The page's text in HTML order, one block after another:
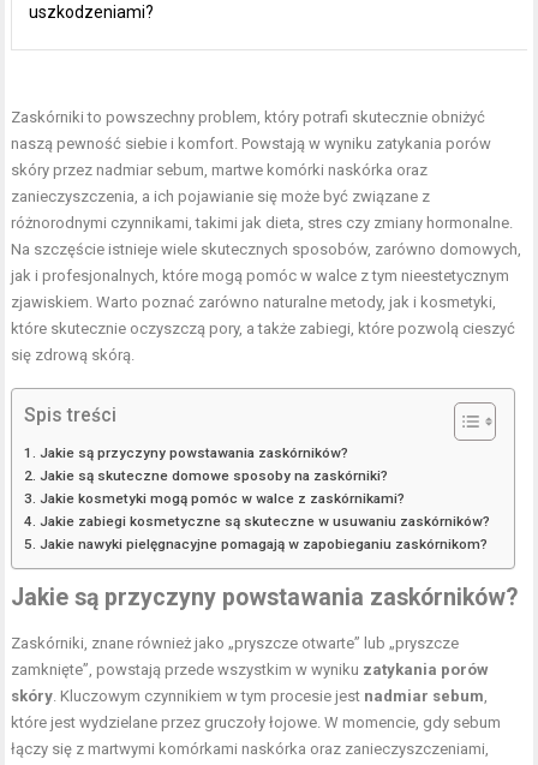
uszkodzeniami?
Zaskórniki to powszechny problem, który potrafi skutecznie obniżyć
naszą pewność siebie i komfort. Powstają w wyniku zatykania porów
skóry przez nadmiar sebum, martwe komórki naskórka oraz
zanieczyszczenia, a ich pojawianie się może być związane z
różnorodnymi czynnikami, takimi jak dieta, stres czy zmiany hormonalne.
Na szczęście istnieje wiele skutecznych sposobów, zarówno domowych,
jak i profesjonalnych, które mogą pomóc w walce z tym nieestetycznym
zjawiskiem. Warto poznać zarówno naturalne metody, jak i kosmetyki,
które skutecznie oczyszczą pory, a także zabiegi, które pozwolą cieszyć
się zdrową skórą.
Spis treści
Jakie są przyczyny powstawania zaskórników?
Jakie są skuteczne domowe sposoby na zaskórniki?
Jakie kosmetyki mogą pomóc w walce z zaskórnikami?
Jakie zabiegi kosmetyczne są skuteczne w usuwaniu zaskórników?
Jakie nawyki pielęgnacyjne pomagają w zapobieganiu zaskórnikom?
Jakie są przyczyny powstawania zaskórników?
Zaskórniki, znane również jako „pryszcze otwarte” lub „pryszcze
zamknięte”, powstają przede wszystkim w wyniku zatykania porów
skóry. Kluczowym czynnikiem w tym procesie jest nadmiar sebum,
które jest wydzielane przez gruczoły łojowe. W momencie, gdy sebum
łączy się z martwymi komórkami naskórka oraz zanieczyszczeniami,